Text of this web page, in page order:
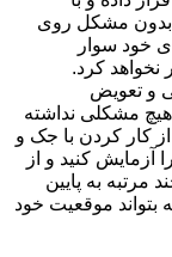
بدون مشکل روی
خود سوار
نخواهد کرد.
و تعویض
مشکلی نداشته
کار کردن با جک و
آزمایش کنید و از
به پایین
بتواند موقعیت خود